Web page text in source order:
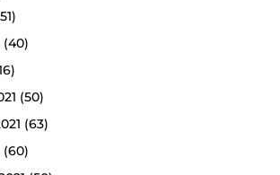
(40)
(50)
(63)
(60)